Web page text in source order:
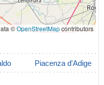
©OpenStreetMapcontributors
Piacenza d'Adige